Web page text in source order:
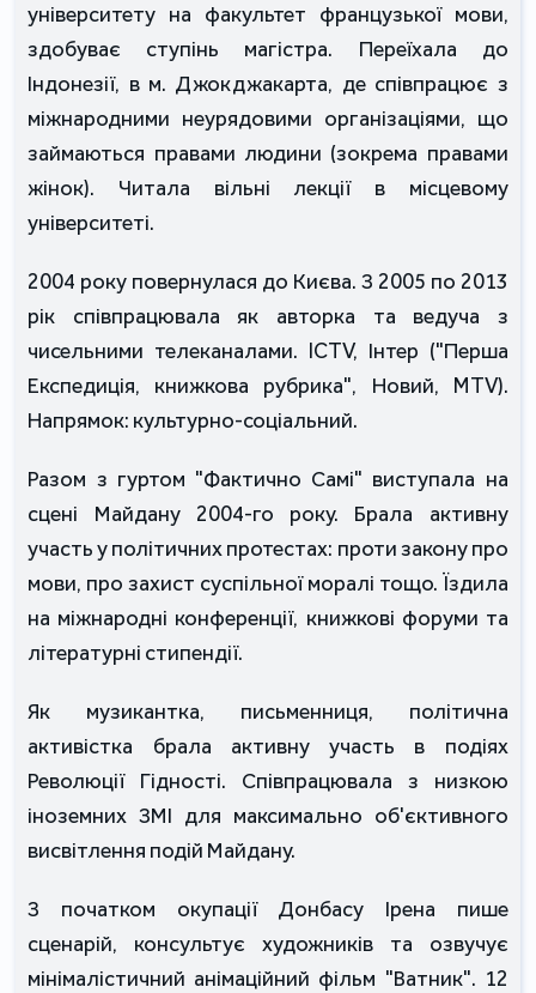
університету на факультет французької мови,
здобуває ступінь магістра. Переїхала до
Індонезії, в м. Джокджакарта, де співпрацює з
міжнародними неурядовими організаціями, що
займаються правами людини (зокрема правами
жінок). Читала вільні лекції в місцевому
університеті.
2004 року повернулася до Києва. З 2005 по 2013
рік співпрацювала як авторка та ведуча з
чисельними телеканалами. ICTV, Інтер ("Перша
Експедиція, книжкова рубрика", Новий, MTV).
Напрямок: культурно-соціальний.
Разом з гуртом "Фактично Самі" виступала на
сцені Майдану 2004-го року. Брала активну
участь у політичних протестах: проти закону про
мови, про захист суспільної моралі тощо. Їздила
на міжнародні конференції, книжкові форуми та
літературні стипендії.
Як музикантка, письменниця, політична
активістка брала активну участь в подіях
Революції Гідності. Співпрацювала з низкою
іноземних ЗМІ для максимально об'єктивного
висвітлення подій Майдану.
З початком окупації Донбасу Ірена пише
сценарій, консультує художників та озвучує
мінімалістичний анімаційний фільм "Ватник". 12